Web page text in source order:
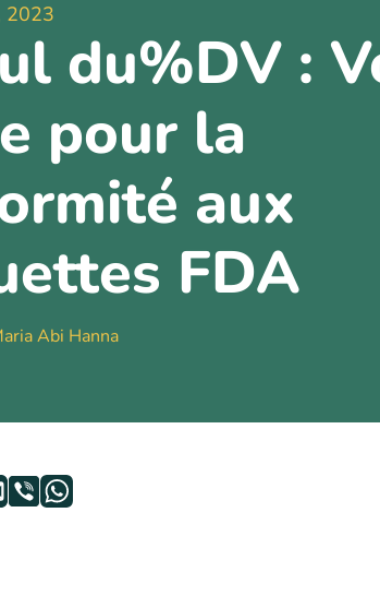
2023
du%DV :
pour la
aux
FDA
Abi Hanna